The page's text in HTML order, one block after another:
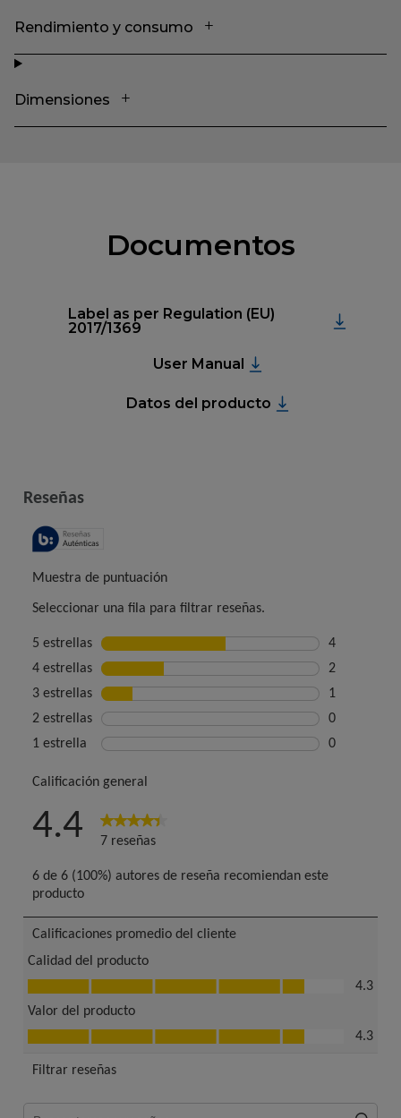
Rendimiento y consumo
Dimensiones
Documentos
Label as per Regulation (EU)
2017/1369
User Manual
Datos del producto